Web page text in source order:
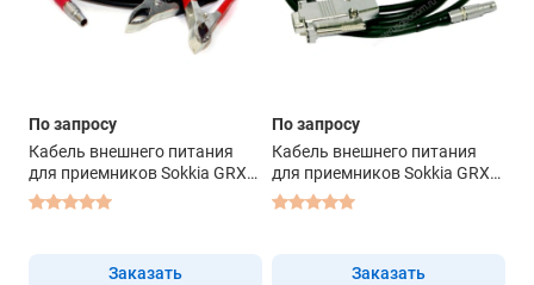
По запросу
Кабель внешнего питания
для приемников Sokkia GRX1
(крокодилы)
Заказать
По запросу
Кабель внешнего питания
для приемников Sokkia GRX1
(COM)
Заказать